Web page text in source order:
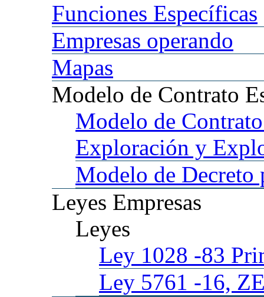
Funciones Específicas
Empresas operando
Mapas
Modelo de Contrato
Modelo de
Exploración y
Modelo de Decreto
Leyes Empresas
Leyes
Ley 1028 -83
Ley 5761 -16,